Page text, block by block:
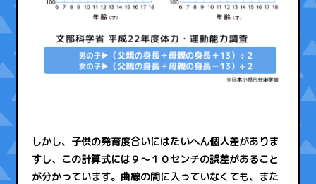
しかし、子供の発育度合いにはたいへん個人差がありま
すし、この計算式には９～１０センチの誤差があること
が分かっています。曲線の間に入っていなくても、また